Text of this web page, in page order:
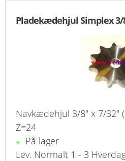
Pladekædehjul Simplex 3/
Navkædehjul 3/8" x 7/32"
Z=24
På lager
Lev. Normalt 1 - 3